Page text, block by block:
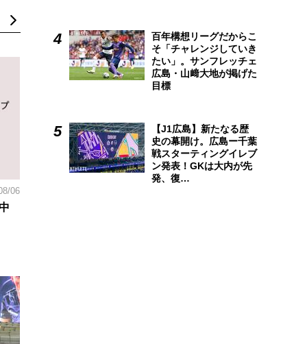
06
百年構想リーグだからこ
そ「チャレンジしていき
たい」。サンフレッチェ
広島・山﨑大地が掲げた
目標
【J1広島】新たなる歴
史の幕開け。広島ー千葉
戦スターティングイレブ
ン発表！GKは大内が先
発、復…